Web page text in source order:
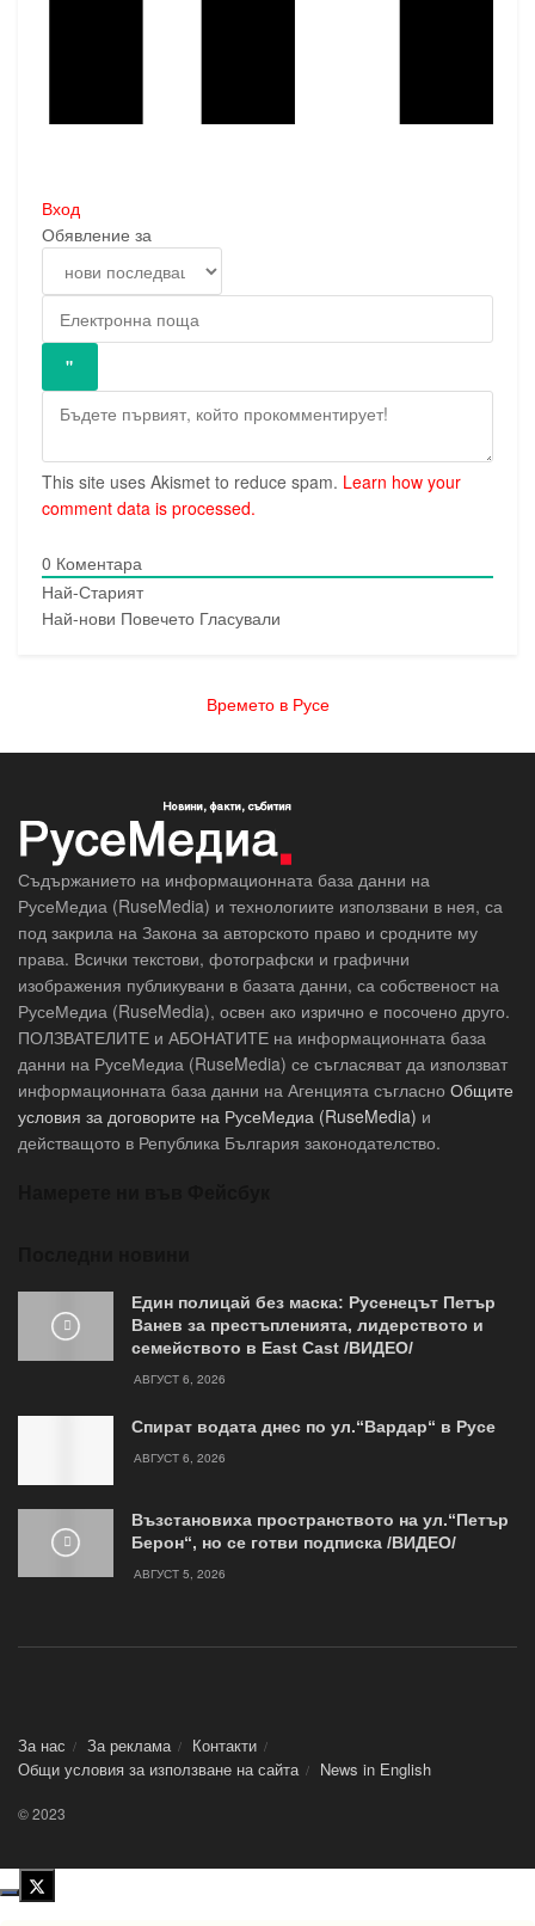
Вход
Обявление за
This site uses Akismet to reduce spam. Learn how your
comment data is processed.
0 Коментара
Най-Старият
Най-нови Повечето Гласували
Времето в Русе
Съдържанието на информационната база данни на
РусеМедиа (RuseMedia) и технологиите използвани в нея, са
под закрила на Закона за авторското право и сродните му
права. Всички текстови, фотографски и графични
изображения публикувани в базата данни, са собственост на
РусеМедиа (RuseMedia), освен ако изрично е посочено друго.
ПОЛЗВАТЕЛИТЕ и АБОНАТИТЕ на информационната база
данни на РусеМедиа (RuseMedia) се съгласяват да използват
информационната база данни на Агенцията съгласно Общите
условия за договорите на РусеМедиа (RuseMedia) и
действащото в Република България законодателство.
Един полицай без маска: Русенецът Петър
Ванев за престъпленията, лидерството и
семейството в East Cast /ВИДЕО/
АВГУСТ 6, 2026
Спират водата днес по ул.“Вардар“ в Русе
АВГУСТ 6, 2026
Възстановиха пространството на ул.“Петър
Берон“, но се готви подписка /ВИДЕО/
АВГУСТ 5, 2026
За нас За реклама
Контакти
Общи условия за използване на сайта
News in Еnglish
© 2023